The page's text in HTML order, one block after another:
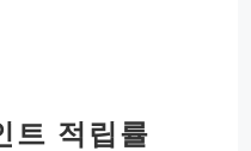
트 적립률